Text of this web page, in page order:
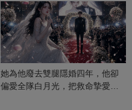
她為他廢去雙腿隱婚四年，他卻
偏愛全隊白月光，把救命摯愛當